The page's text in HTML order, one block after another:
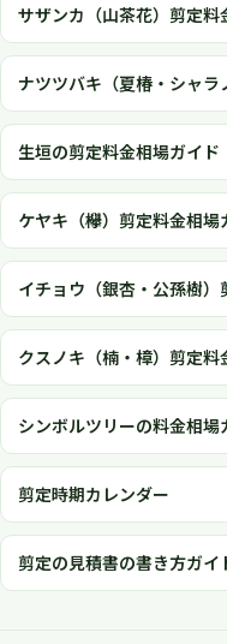
サザンカ（山茶花）剪定料
ナツツバキ（夏椿・シャ
生垣の剪定料金相場ガイド
ケヤキ（欅）剪定料金相場
イチョウ（銀杏・公孫樹）
クスノキ（楠・樟）剪定料
シンボルツリーの料金相場
剪定時期カレンダー
剪定の見積書の書き方ガイ